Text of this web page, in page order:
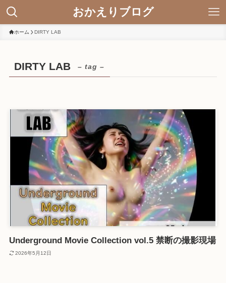
おかえりブログ
ホーム DIRTY LAB
DIRTY LAB – tag –
Underground Movie Collection vol.5 禁断の撮影現場
2026年5月12日